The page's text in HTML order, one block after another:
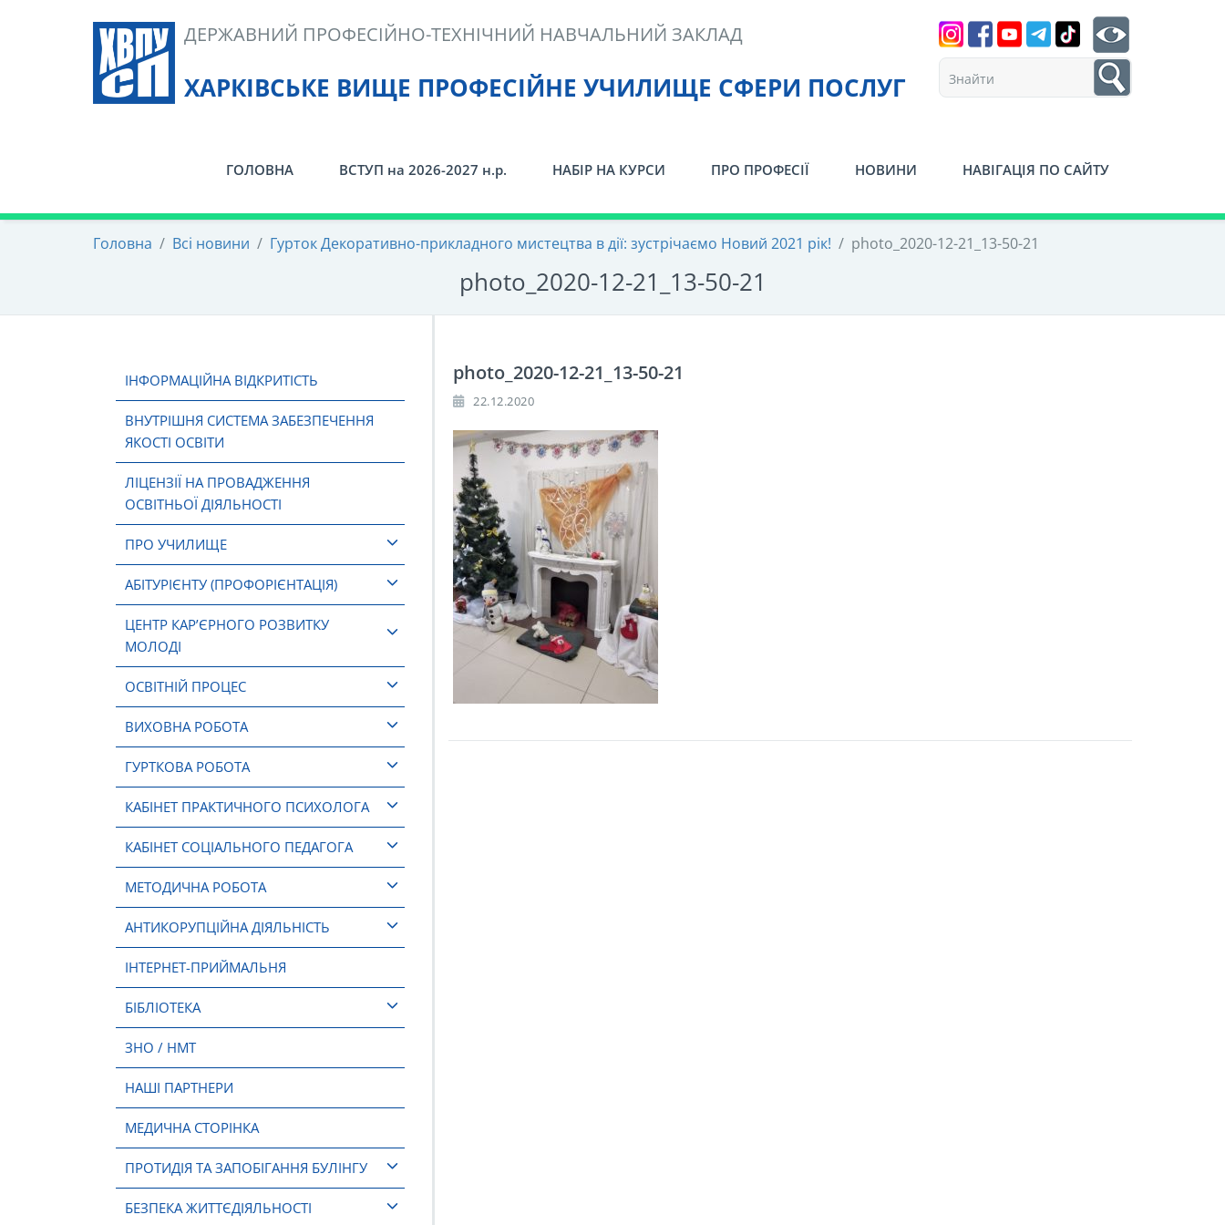
ХАРКІВСЬКЕ ВИЩЕ ПРОФЕСІЙНЕ УЧИЛИЩЕ СФЕРИ ПОСЛУГ
ДЕРЖАВНИЙ ПРОФЕСІЙНО-ТЕХНІЧНИЙ НАВЧАЛЬНИЙ ЗАКЛАД
1
ГОЛОВНА ВСТУП на 2026-2027 н.р. НАБІР НА КУРСИ ПРО ПРОФЕСІЇ НОВИНИ НАВІГАЦІЯ ПО САЙТУ
Головна / Всі новини / Гурток Декоративно-прикладного мистецтва в дії: зустрічаємо Новий 2021 рік! / photo_2020-12-21_13-50-21
photo_2020-12-21_13-50-21
ІНФОРМАЦІЙНА ВІДКРИТІСТЬ
ВНУТРІШНЯ СИСТЕМА ЗАБЕЗПЕЧЕННЯ
ЯКОСТІ ОСВІТИ
ЛІЦЕНЗІЇ НА ПРОВАДЖЕННЯ
ОСВІТНЬОЇ ДІЯЛЬНОСТІ
ПРО УЧИЛИЩЕ
АБІТУРІЄНТУ (ПРОФОРІЄНТАЦІЯ)
ЦЕНТР КАР’ЄРНОГО РОЗВИТКУ
МОЛОДІ
ОСВІТНІЙ ПРОЦЕС
ВИХОВНА РОБОТА
ГУРТКОВА РОБОТА
КАБІНЕТ ПРАКТИЧНОГО ПСИХОЛОГА
КАБІНЕТ СОЦІАЛЬНОГО ПЕДАГОГА
МЕТОДИЧНА РОБОТА
АНТИКОРУПЦІЙНА ДІЯЛЬНІСТЬ
ІНТЕРНЕТ-ПРИЙМАЛЬНЯ
БІБЛІОТЕКА
ЗНО / НМТ
НАШІ ПАРТНЕРИ
МЕДИЧНА СТОРІНКА
ПРОТИДІЯ ТА ЗАПОБІГАННЯ БУЛІНГУ
БЕЗПЕКА ЖИТТЄДІЯЛЬНОСТІ
photo_2020-12-21_13-50-21
22.12.2020